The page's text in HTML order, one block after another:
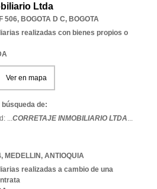
Ltda
506, BOGOTA D C, BOGOTA
realizadas con bienes propios o
Ver en mapa
de:
...CORRETAJE INMOBILIARIO LTDA...
, MEDELLIN, ANTIOQUIA
realizadas a cambio de una